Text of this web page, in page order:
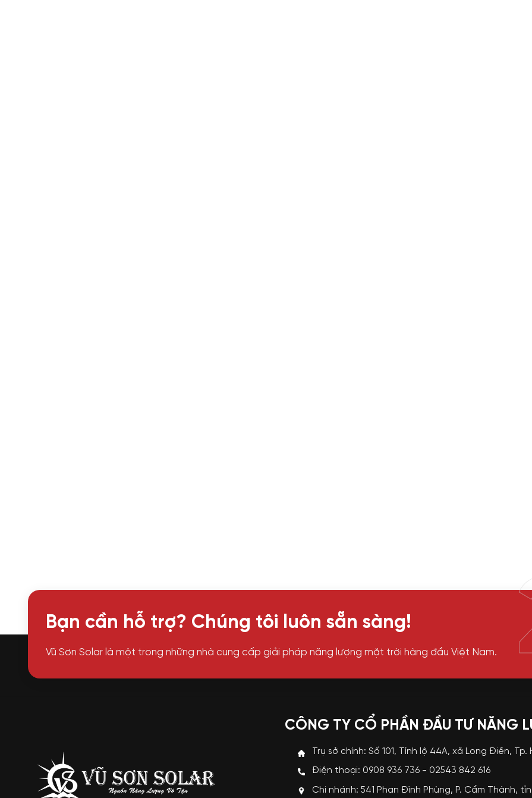
Bạn cần hỗ trợ? Chúng tôi luôn sẵn sàng!
Vũ Sơn Solar là một trong những nhà cung cấp giải pháp năng lượng mặt trời hàng đầu Việt Nam.
CÔNG TY CỔ PHẦN ĐẦU TƯ NĂNG
Trụ sở chính: Số 101, Tỉnh lộ 44A, xã Long Điền, Tp.
Điện thoại: 0908 936 736 - 02543 842 616
Chi nhánh: 541 Phan Đình Phùng, P. Cẩm Thành,